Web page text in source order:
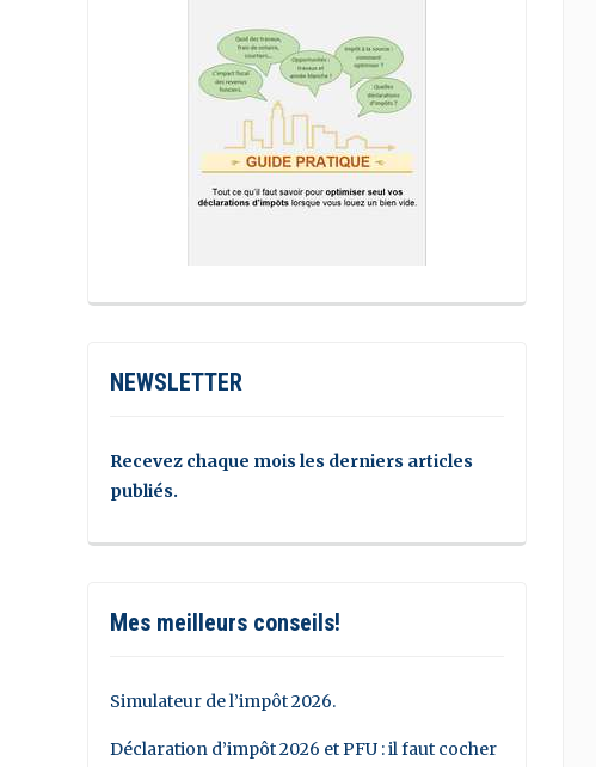
NEWSLETTER
Recevez chaque mois les derniers articles
publiés.
Mes meilleurs conseils!
Simulateur de l’impôt 2026.
Déclaration d’impôt 2026 et PFU : il faut cocher